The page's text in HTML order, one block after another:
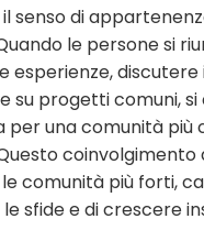
il senso di
le persone si
esperienze, discutere
su progetti comuni, si
per una comunità più
coinvolgimento
comunità più forti,
sfide e di crescere